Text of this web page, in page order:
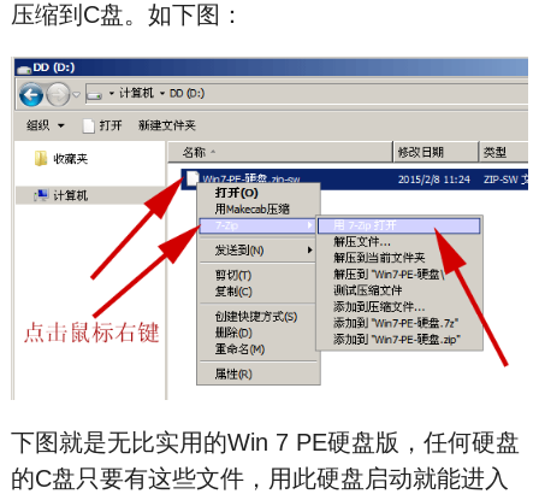
压缩到C盘。如下图：
下图就是无比实用的Win 7 PE硬盘版，任何硬盘
的C盘只要有这些文件，用此硬盘启动就能进入